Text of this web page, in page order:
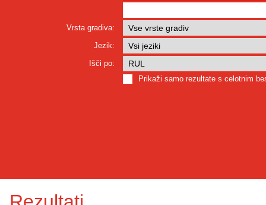
Vrsta gradiva:
Jezik:
Išči po:
Prikaži samo rezultate s celotnim